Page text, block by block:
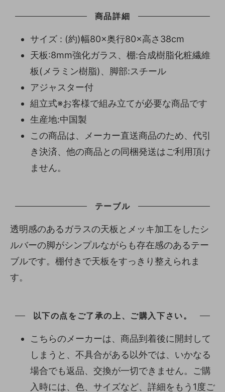
商品詳細
サイズ : (約)幅80×奥行80×高さ38cm
天板:8mm強化ガラス、棚:合成樹脂化粧繊維
板(メラミン樹脂)、脚部:スチール
アジャスター付
組立式※お客様で組み立てが必要な商品です
生産地:中国製
この商品は、メーカー直送商品のため、代引
き決済、他の商品との同梱発送はご利用頂け
ません。
テーブル
透明感のあるガラスの天板とメッキ加工をしたシ
ルバーの脚がシンプルながらも存在感のあるテー
ブルです。棚付きで天板をすっきり整えられま
す。
以下の点をご了承の上、ご購入下さい。
こちらのメーカーは、商品到着後に開封して
しまうと、不具合がある以外では、いかなる
場合でも返品、交換が一切できません。ご購
入時には、色、サイズなど、詳細をもう1度ご